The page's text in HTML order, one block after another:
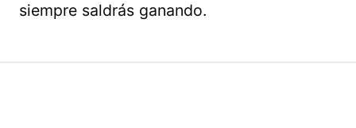
siempre saldrás ganando.